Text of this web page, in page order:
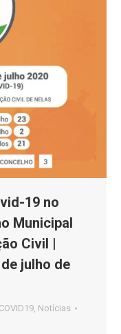
19 no
Municipal
Civil |
julho de
, Notícias